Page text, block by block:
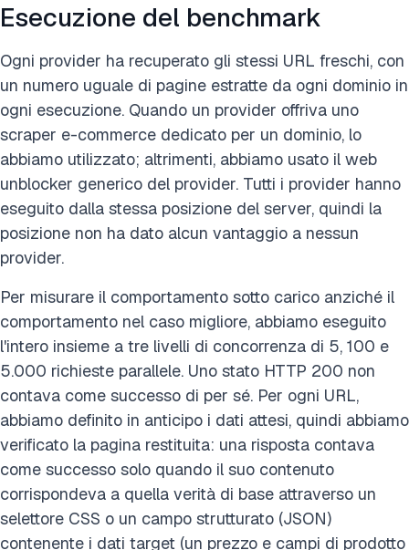
Esecuzione del benchmark
Ogni provider ha recuperato gli stessi URL freschi, con
un numero uguale di pagine estratte da ogni dominio in
ogni esecuzione. Quando un provider offriva uno
scraper e-commerce dedicato per un dominio, lo
abbiamo utilizzato; altrimenti, abbiamo usato il web
unblocker generico del provider. Tutti i provider hanno
eseguito dalla stessa posizione del server, quindi la
posizione non ha dato alcun vantaggio a nessun
provider.
Per misurare il comportamento sotto carico anziché il
comportamento nel caso migliore, abbiamo eseguito
l'intero insieme a tre livelli di concorrenza di 5, 100 e
5.000 richieste parallele. Uno stato HTTP 200 non
contava come successo di per sé. Per ogni URL,
abbiamo definito in anticipo i dati attesi, quindi abbiamo
verificato la pagina restituita: una risposta contava
come successo solo quando il suo contenuto
corrispondeva a quella verità di base attraverso un
selettore CSS o un campo strutturato (JSON)
contenente i dati target (un prezzo e campi di prodotto